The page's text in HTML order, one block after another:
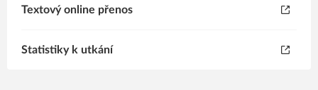
Textový online přenos
Statistiky k utkání